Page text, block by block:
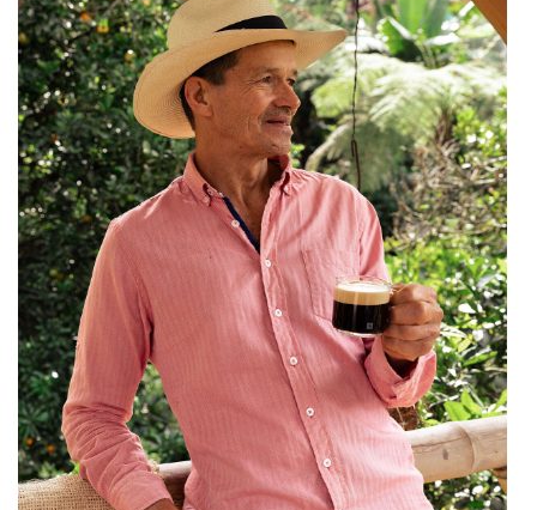
karriere.at
Ketchum GmbH
Kinderwunschzentrum
Kostenwahrheit
Kyndryl
LWND
Mastercard
NEOH
Nespresso
Neudoerfler
OBI